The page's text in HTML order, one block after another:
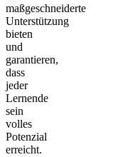
maßgeschneiderte
Unterstützung
bieten
und
garantieren,
dass
jeder
Lernende
sein
volles
Potenzial
erreicht.